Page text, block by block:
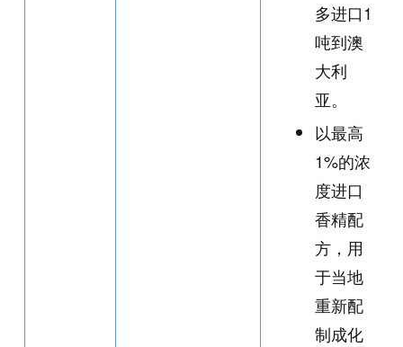
多进口1
吨到澳
大利
亚。
以最高
1%的浓
度进口
香精配
方，用
于当地
重新配
制成化